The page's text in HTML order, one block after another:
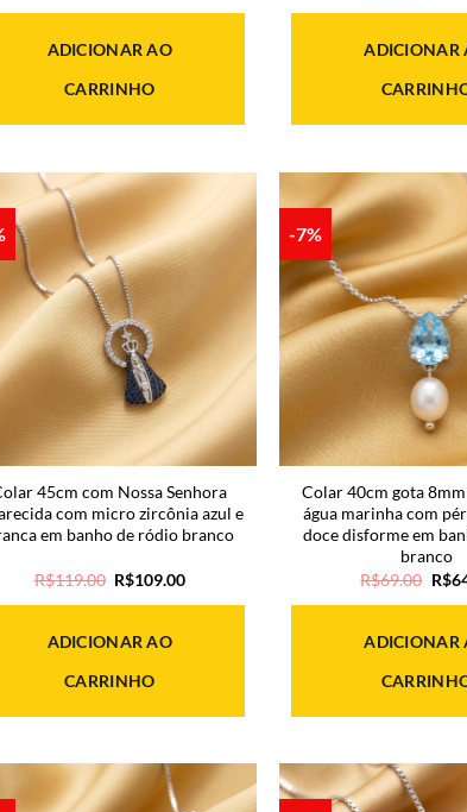
ADICIONAR AO
CARRINHO
ADICIONAR
45cm com Nossa Senhora
com micro zircônia azul e
em banho de ródio branco
R$119.00 O
original
R$119.00.
R$109.00O
atual
ADICIONAR AO
CARRINHO
-7%
Colar 40cm gota
água marinha com
doce disforme em
branco
R$69.00 O
R$
ADICIONAR